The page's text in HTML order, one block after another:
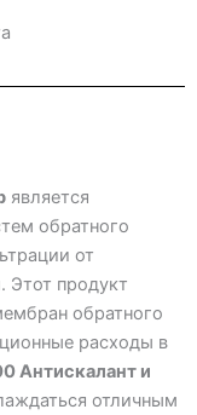
является
обратного
от
Этот продукт
обратного
расходы в
Антискалант и
отличным